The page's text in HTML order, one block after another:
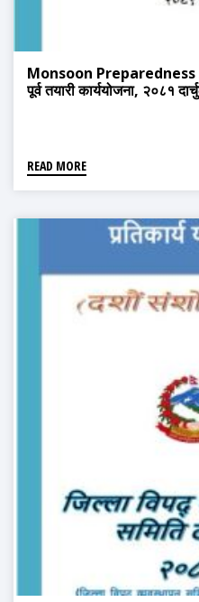
Monsoon
पूर्व तयारी कार्ययोजना, २०८१
READ MORE